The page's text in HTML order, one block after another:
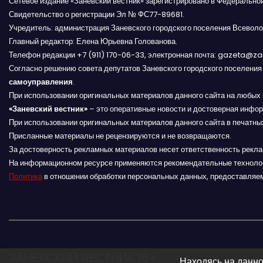
а
п
и
с
я
м
Свидетельство о регистрации Эл № ФС77-89681.
Учредитель: администрация Заневского городского поселения
Главный редактор: Елена Юрьевна Голованова.
Телефон редакции +7 (911) 170-06-33, электронная почта:
Согласно решению совета депутатов Заневского городского поселения
самоуправления.
При использовании оригинальных материалов данного сайта на
«Заневский вестник» – это оперативные новости и достоверная
При использовании оригинальных материалов данного сайта в
Присланные материалы не рецензируются и не возвращаются.
За достоверность рекламных материалов несет ответственность
На информационном ресурсе применяются рекомендательные
Политикав отношении обработки персональных данных,